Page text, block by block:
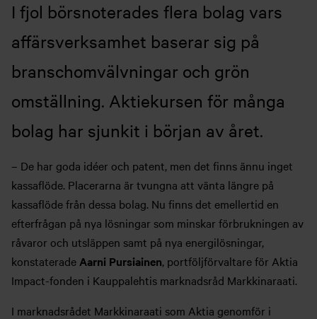
I fjol börsnoterades flera bolag vars
affärsverksamhet baserar sig på
branschomvälvningar och grön
omställning. Aktiekursen för många
bolag har sjunkit i början av året.
– De har goda idéer och patent, men det finns ännu inget
kassaflöde. Placerarna är tvungna att vänta längre på
kassaflöde från dessa bolag. Nu finns det emellertid en
efterfrågan på nya lösningar som minskar förbrukningen av
råvaror och utsläppen samt på nya energilösningar,
konstaterade Aarni Pursiainen, portföljförvaltare för Aktia
Impact-fonden i Kauppalehtis marknadsråd Markkinaraati.
I marknadsrådet Markkinaraati som Aktia genomför i